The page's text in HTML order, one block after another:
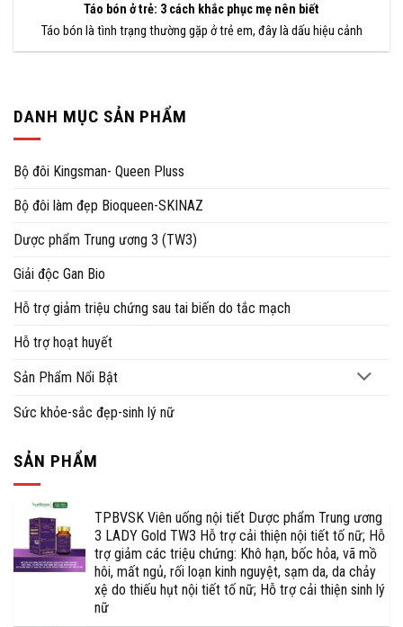
Táo bón ở trẻ: 3 cách khắc phục mẹ nên biết
Táo bón là tình trạng thường gặp ở trẻ em, đây là dấu hiệu cảnh
DANH MỤC SẢN PHẨM
Bộ đôi Kingsman- Queen Pluss
Bộ đôi làm đẹp Bioqueen-SKINAZ
Dược phẩm Trung ương 3 (TW3)
Giải độc Gan Bio
Hỗ trợ giảm triệu chứng sau tai biến do tắc mạch
Hỗ trợ hoạt huyết
Sản Phẩm Nổi Bật
Sức khỏe-sắc đẹp-sinh lý nữ
SẢN PHẨM
TPBVSK Viên uống nội tiết Dược phẩm Trung ương
3 LADY Gold TW3 Hỗ trợ cải thiện nội tiết tố nữ; Hỗ
trợ giảm các triệu chứng: Khô hạn, bốc hỏa, vã mồ
hôi, mất ngủ, rối loạn kinh nguyệt, sạm da, da chảy
xệ do thiếu hụt nội tiết tố nữ; Hỗ trợ cải thiện sinh lý
nữ